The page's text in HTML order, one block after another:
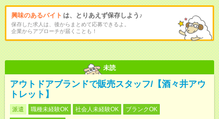
興味のあるバイト は、とりあえず保存しよう♪
保存した求人は、後からまとめて応募できるよ。
企業からアプローチが届くことも！
未読
アウトドアブランドで販売スタッフ/【酒々井アウ
トレット】
派遣 職種未経験OK 社会人未経験OK
ブランクOK